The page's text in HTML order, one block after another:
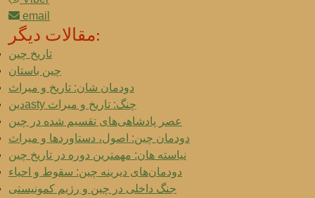
email
مقالات دیگر:
تاریخ چین
چین باستان
دودمان شان: تاریخ و میراث
دینasty چنگ: تاریخ و میراث
عصر پادشاهی‌های تقسیم شده در چین
دودمان چین: اصول، دستاوردها و میراث
نیاسته هان: مهمترین دوره در تاریخ چین
دودمان‌های دیرینه چین: سقوط و احیاء
جنگ داخلی در چین و رژیم کمونیستی